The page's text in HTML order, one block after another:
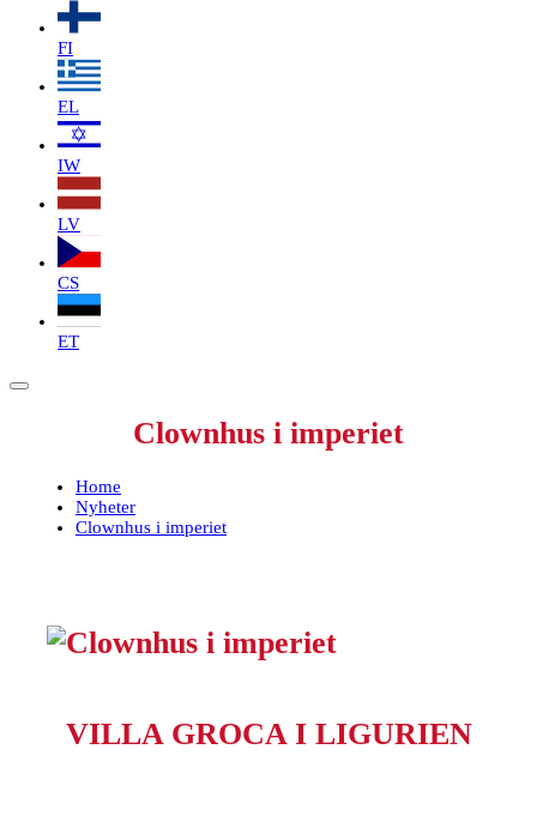
FI
EL
IW
LV
CS
ET
Clownhus i imperiet
Home
Nyheter
Clownhus i imperiet
VILLA GROCA I LIGURIEN